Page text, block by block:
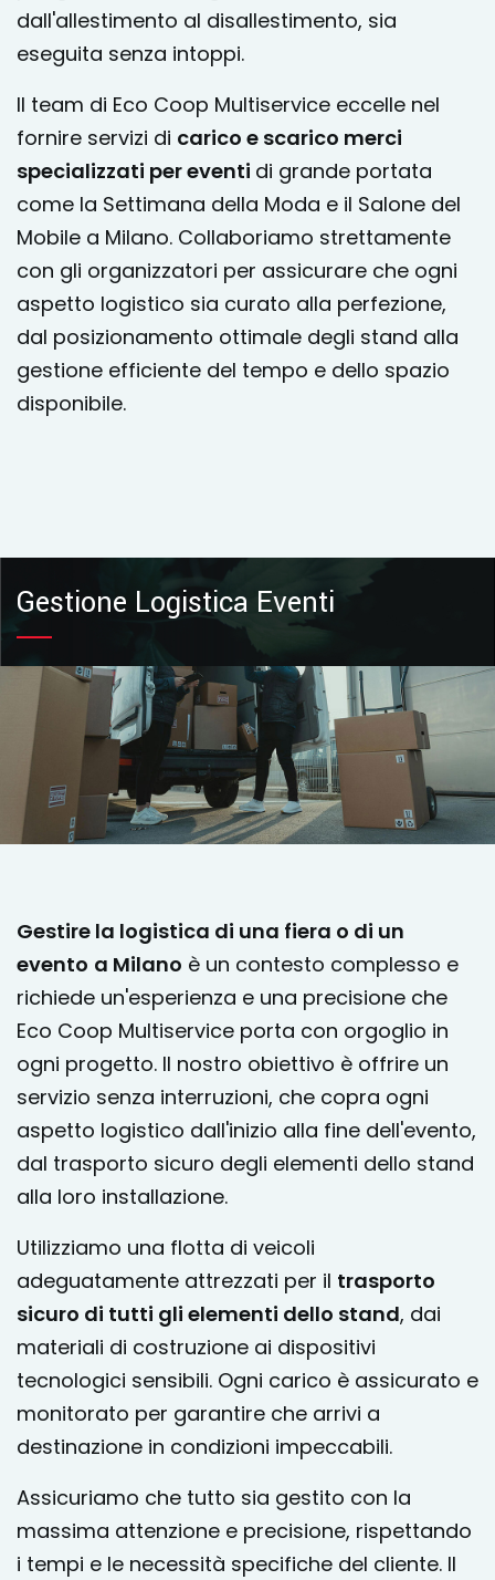
dall'allestimento al disallestimento, sia
eseguita senza intoppi.
Il team di Eco Coop Multiservice eccelle nel
fornire servizi di carico e scarico merci
specializzati per eventi di grande portata
come la Settimana della Moda e il Salone del
Mobile a Milano. Collaboriamo strettamente
con gli organizzatori per assicurare che ogni
aspetto logistico sia curato alla perfezione,
dal posizionamento ottimale degli stand alla
gestione efficiente del tempo e dello spazio
disponibile.
Gestione Logistica Eventi
Gestire la logistica di una fiera o di un
evento a Milano è un contesto complesso e
richiede un'esperienza e una precisione che
Eco Coop Multiservice porta con orgoglio in
ogni progetto. Il nostro obiettivo è offrire un
servizio senza interruzioni, che copra ogni
aspetto logistico dall'inizio alla fine dell'evento,
dal trasporto sicuro degli elementi dello stand
alla loro installazione.
Utilizziamo una flotta di veicoli
adeguatamente attrezzati per il trasporto
sicuro di tutti gli elementi dello stand, dai
materiali di costruzione ai dispositivi
tecnologici sensibili. Ogni carico è assicurato e
monitorato per garantire che arrivi a
destinazione in condizioni impeccabili.
Assicuriamo che tutto sia gestito con la
massima attenzione e precisione, rispettando
i tempi e le necessità specifiche del cliente. Il